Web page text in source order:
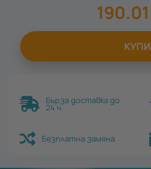
190.01
КУПИ
Бърза доставка до
24 ч.
Безплатна замяна